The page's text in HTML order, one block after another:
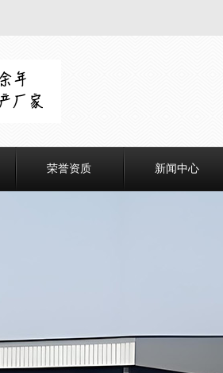
荣誉资质 新闻中心